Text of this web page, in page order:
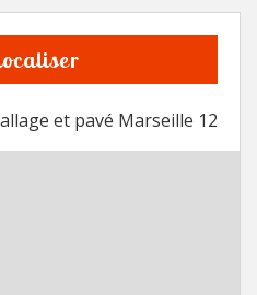
et pavé Marseille 12